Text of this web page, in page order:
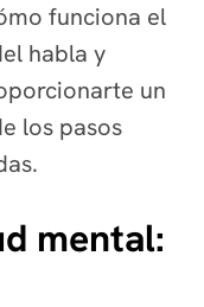
funciona el
habla y
un
los pasos
mental: